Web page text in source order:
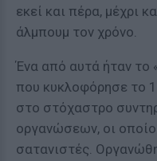
εκεί και πέρα, μέχρι
άλμπουμ τον χρόνο.
Ένα από αυτά ήταν το
που κυκλοφόρησε το
στο στόχαστρο
οργανώσεων, οι
σατανιστές.